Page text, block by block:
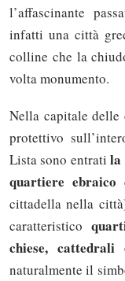
l’affascinante
infatti una città
colline che la
volta monumento.
Nella capitale delle
protettivo
Lista sono entratila
quartiere ebraico
cittadella nella
caratteristico
chiese,
naturalmente il